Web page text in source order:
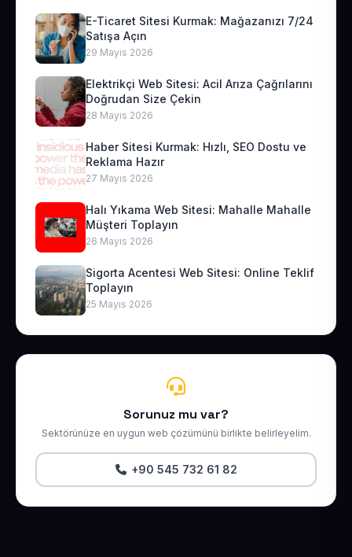
E-Ticaret Sitesi Kurmak: Mağazanızı 7/24
Satışa Açın
29 Mayıs 2026
Elektrikçi Web Sitesi: Acil Arıza Çağrılarını
Doğrudan Size Çekin
28 Mayıs 2026
Haber Sitesi Kurmak: Hızlı, SEO Dostu ve
Reklama Hazır
27 Mayıs 2026
Halı Yıkama Web Sitesi: Mahalle Mahalle
Müşteri Toplayın
26 Mayıs 2026
Sigorta Acentesi Web Sitesi: Online Teklif
Toplayın
25 Mayıs 2026
Sorunuz mu var?
Sektörünüze en uygun web çözümünü birlikte belirleyelim.
+90 545 732 61 82